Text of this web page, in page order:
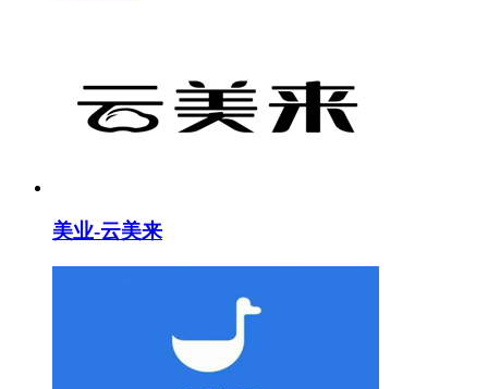
美业-云美来